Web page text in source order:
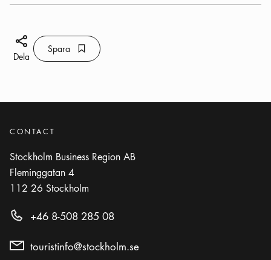
Dela ikon
Dela
Spara Bokmärke ikon
Spara
CONTACT
Stockholm Business Region AB
Fleminggatan 4
112 26 Stockholm
+46 8-508 285 08
touristinfo@stockholm.se